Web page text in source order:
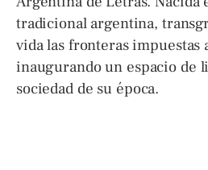
tradicional argentina,
vida las fronteras impuestas
inaugurando un espacio de
sociedad de su época.